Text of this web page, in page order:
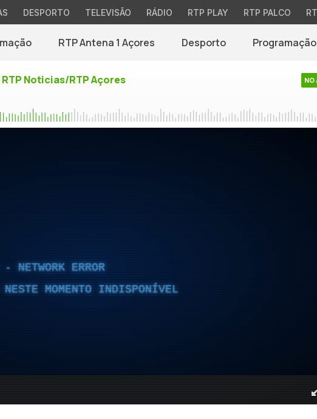
DESPORTO TELEVISÃO RÁDIO RTP PLAY RTP PALCO
RTP Antena 1 Açores Desporto Programação
RTP Noticias/RTP Açores NO
NETWORK ERROR
MOMENTO INDISPONÍVEL